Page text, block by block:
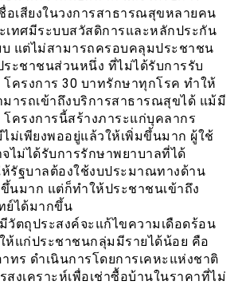
เสียงในวงการสาธารณสุขหลายคน
ทศมีระบบสวัสดิการและหลักประกัน
แต่ไม่สามารถครอบคลุมประชาชน
ะชาชนส่วนหนึ่ง ที่ไม่ได้รับการรับ
ครงการ 30 บาทรักษาทุกโรค ทำให้
ารถเข้าถึงบริการสาธารณสุขได้ แม้มี
ครงการนี้สร้างภาระแก่บุคลากร
ม่เพียงพออยู่แล้วให้เพิ่มขึ้นมาก ผู้ใช้
ไม่ได้รับการรักษาพยาบาลที่ได้
รัฐบาลต้องใช้งบประมาณทางด้าน
นมาก แต่ก็ทำให้ประชาชนเข้าถึง
ย์ได้มากขึ้น
วัตถุประสงค์จะแก้ไขความเดือดร้อน
ห้แก่ประชาชนกลุ่มมีรายได้น้อย คือ
ทร ดำเนินการโดยการเคหะแห่งชาติ
งเคราะห์เพื่อเช่าซื้อบ้านในราคาที่ไม่